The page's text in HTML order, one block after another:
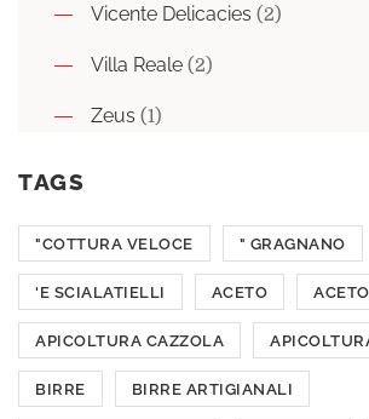
Vicente Delicacies (2)
Villa Reale (2)
Zeus (1)
TAGS
"COTTURA VELOCE " GRAGNANO
'E SCIALATIELLI ACETO
APICOLTURA CAZZOLA
BIRRE BIRRE ARTIGIANALI